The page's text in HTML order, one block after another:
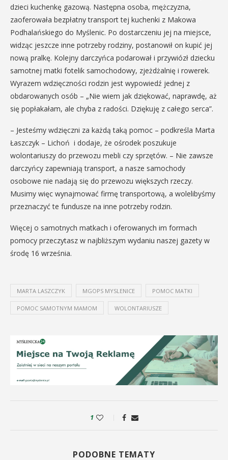
dzieci kuchenkę gazową. Następna osoba, mężczyzna,
zaoferowała bezpłatny transport tej kuchenki z Makowa
Podhalańskiego do Myślenic. Po dostarczeniu jej na miejsce,
widząc jeszcze inne potrzeby rodziny, postanowił on kupić jej
nową pralkę. Kolejny darczyńca podarował i przywiózł dziecku
samotnej matki fotelik samochodowy, zjeżdżalnię i rowerek.
Wyrazem wdzięczności rodzin jest wypowiedź jednej z
obdarowanych osób – „Nie wiem jak dziękować, naprawdę, aż
się popłakałam, ale chyba z radości. Dziękuję z całego serca”.
– Jesteśmy wdzięczni za każdą taką pomoc – podkreśla Marta
Łaszczyk – Lichoń i dodaje, że ośrodek poszukuje
wolontariuszy do przewozu mebli czy sprzętów. – Nie zawsze
darczyńcy zapewniają transport, a nasze samochody
osobowe nie nadają się do przewozu większych rzeczy.
Musimy więc wynajmować firmę transportową, a wolelibyśmy
przeznaczyć te fundusze na inne potrzeby rodzin.
Więcej o samotnych matkach i oferowanych im formach
pomocy przeczytasz w najbliższym wydaniu naszej gazety w
środę 16 września.
MARTA LASZCZYK MGOPS MYSLENICE POMOC MATKI
POMOC SAMOTNYM MAMOM WOLONTARIUSZE
1
PODOBNE TEMATY